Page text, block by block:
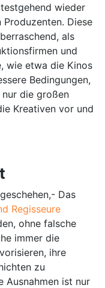
wieder
Diese
als
und
wie etwa die Kinos
Bedingungen,
die großen
Kreativen vor und
Das
Regisseure
ohne falsche
immer die
ihre
zu
Ausnahmen ist nur